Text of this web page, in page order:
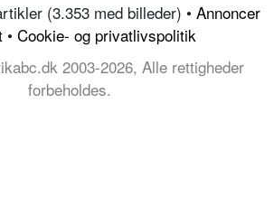
(3.353 med billeder) • Annoncer
• Cookie- og privatlivspolitik
2003-2026, Alle rettigheder
forbeholdes.